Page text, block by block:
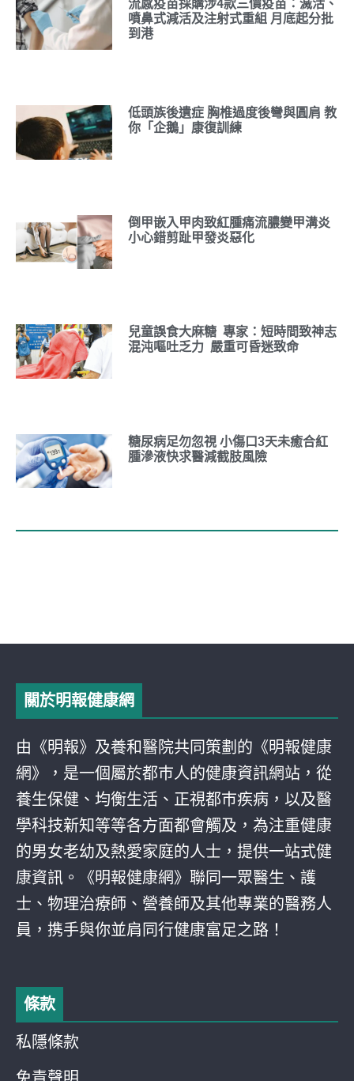
流感疫苗採購涉4款三價疫苗：滅活、
噴鼻式減活及注射式重組 月底起分批
到港
低頭族後遺症 胸椎過度後彎與圓肩 教
你「企鵝」康復訓練
倒甲嵌入甲肉致紅腫痛流膿變甲溝炎
小心錯剪趾甲發炎惡化
兒童誤食大麻糖 專家：短時間致神志
混沌嘔吐乏力 嚴重可昏迷致命
糖尿病足勿忽視 小傷口3天未癒合紅
腫滲液快求醫減截肢風險
關於明報健康網
由《明報》及養和醫院共同策劃的《明報健康
網》，是一個屬於都巿人的健康資訊網站，從
養生保健、均衡生活、正視都巿疾病，以及醫
學科技新知等等各方面都會觸及，為注重健康
的男女老幼及熱愛家庭的人士，提供一站式健
康資訊。《明報健康網》聯同一眾醫生、護
士、物理治療師、營養師及其他專業的醫務人
員，携手與你並肩同行健康富足之路！
條款
私隱條款